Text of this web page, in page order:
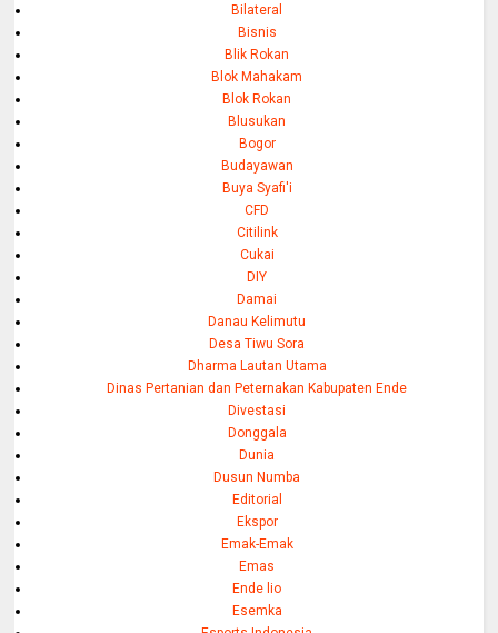
Bilateral
Bisnis
Blik Rokan
Blok Mahakam
Blok Rokan
Blusukan
Bogor
Budayawan
Buya Syafi'i
CFD
Citilink
Cukai
DIY
Damai
Danau Kelimutu
Desa Tiwu Sora
Dharma Lautan Utama
Dinas Pertanian dan Peternakan Kabupaten Ende
Divestasi
Donggala
Dunia
Dusun Numba
Editorial
Ekspor
Emak-Emak
Emas
Ende lio
Esemka